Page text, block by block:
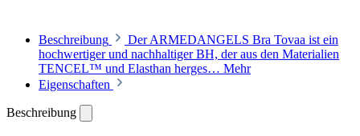
Beschreibung
Der ARMEDANGELS Bra Tovaa ist ein
hochwertiger und nachhaltiger BH, der aus den Materialien
TENCEL™ und Elasthan herges… Mehr
Eigenschaften
Beschreibung